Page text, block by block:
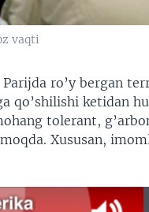
vaqti
Parijda ro’y bergan
qo’shilishi ketidan
tolerant,
Xususan,